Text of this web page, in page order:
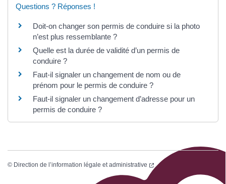
Questions ? Réponses !
Doit-on changer son permis de conduire si la photo
n’est plus ressemblante ?
Quelle est la durée de validité d’un permis de
conduire ?
Faut-il signaler un changement de nom ou de
prénom pour le permis de conduire ?
Faut-il signaler un changement d’adresse pour un
permis de conduire ?
© Direction de l’information légale et administrative